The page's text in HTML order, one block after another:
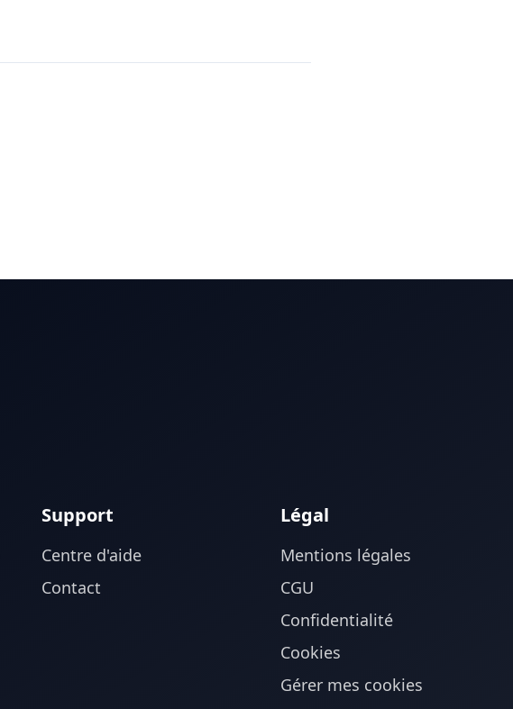
Support
Centre d'aide
Contact
Légal
Mentions légales
CGU
Confidentialité
Cookies
Gérer mes cookies